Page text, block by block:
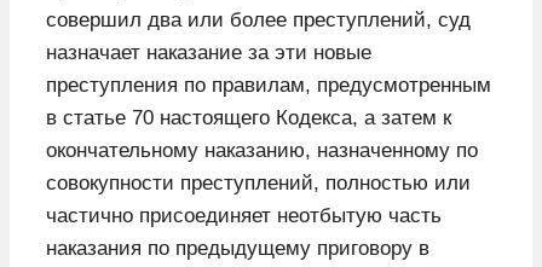
совершил два или более преступлений, суд
назначает наказание за эти новые
преступления по правилам, предусмотренным
в статье 70 настоящего Кодекса, а затем к
окончательному наказанию, назначенному по
совокупности преступлений, полностью или
частично присоединяет неотбытую часть
наказания по предыдущему приговору в